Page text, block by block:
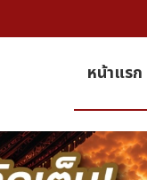
หน้าแรก